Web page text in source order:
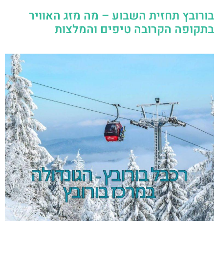
בורובץ תחזית השבוע – מה מזג האוויר
בתקופה הקרובה טיפים והמלצות